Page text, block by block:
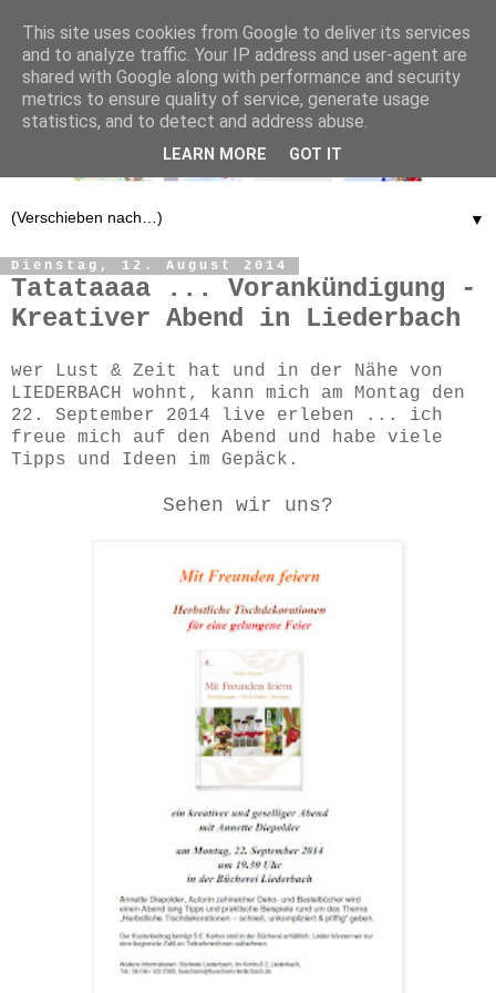
▼
Dienstag, 12. August 2014
Tatataaaa ... Vorankündigung -
Kreativer Abend in Liederbach
wer Lust & Zeit hat und in der Nähe von
LIEDERBACH wohnt, kann mich am Montag den
22. September 2014 live erleben ... ich
freue mich auf den Abend und habe viele
Tipps und Ideen im Gepäck.
Sehen wir uns?
This site uses cookies from Google to deliver its services
and to analyze traffic. Your IP address and user-agent are
shared with Google along with performance and security
metrics to ensure quality of service, generate usage
statistics, and to detect and address abuse.
LEARN MORE GOT IT